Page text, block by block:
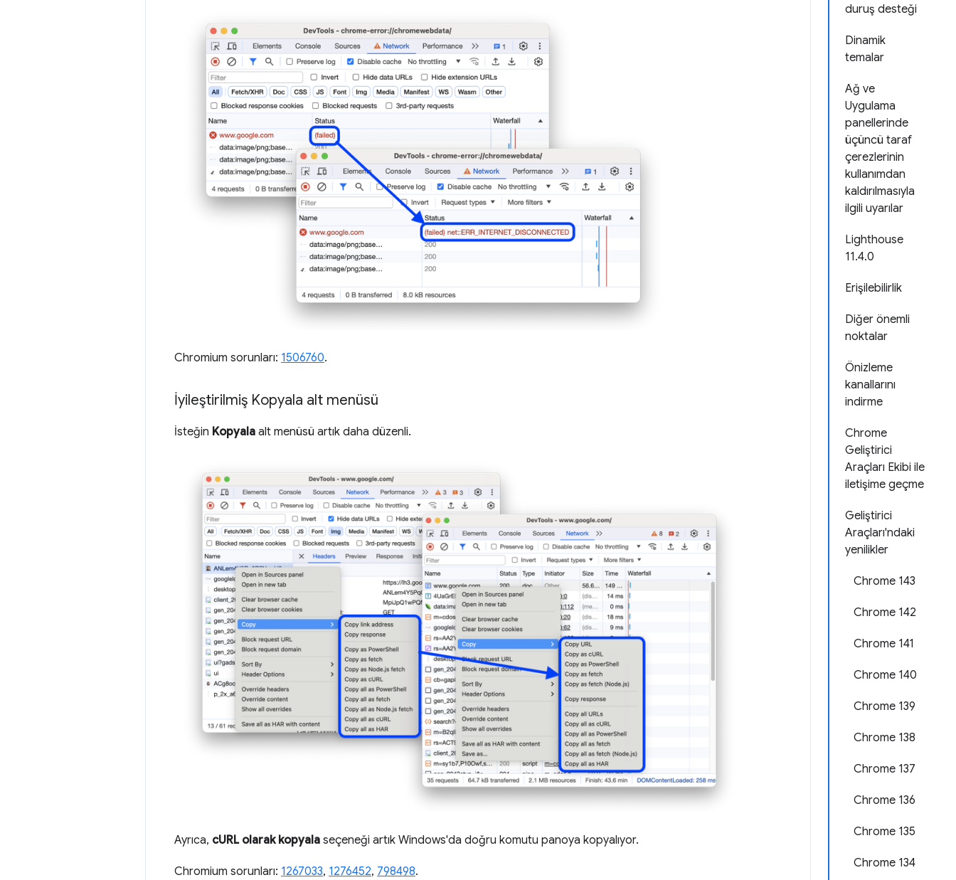
duruş desteği
Dinamik
temalar
Ağ ve
Uygulama
panellerinde
üçüncü taraf
çerezlerinin
kullanımdan
kaldırılmasıyla
ilgili uyarılar
Lighthouse
11.4.0
Erişilebilirlik
Diğer önemli
noktalar
Önizleme
kanallarını
indirme
Chrome
Geliştirici
Araçları Ekibi ile
iletişime geçme
Geliştirici
Araçları'ndaki
yenilikler
Chrome 143
Chrome 142
Chrome 141
Chrome 140
Chrome 139
Chrome 138
Chrome 137
Chrome 136
Chrome 135
Chrome 134
Chromium sorunları: 1506760.
İyileştirilmiş Kopyala alt menüsü
İsteğin Kopyala alt menüsü artık daha düzenli.
Ayrıca, cURL olarak kopyala seçeneği artık Windows'da doğru komutu panoya kopyalıyor.
Chromium sorunları: 1267033, 1276452, 798498.